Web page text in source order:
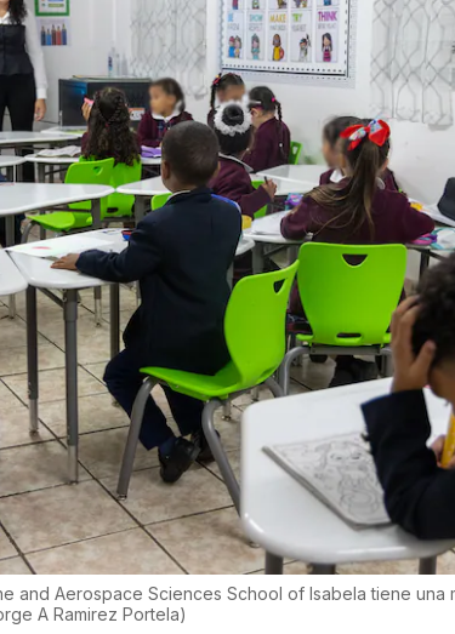
and Aerospace Sciences School of Isabela tiene una
A Ramirez Portela)